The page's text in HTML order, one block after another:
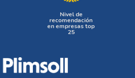
Nivel de
recomendación
en empresas top
25